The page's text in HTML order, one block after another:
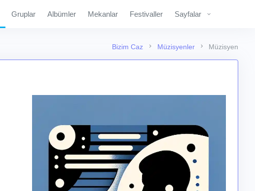
Gruplar Albümler Mekanlar Festivaller Sayfalar
Bizim Caz Müzisyenler Müzisyen